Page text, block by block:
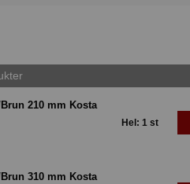
210 mm Kosta
Hel: 1 st
310 mm Kosta